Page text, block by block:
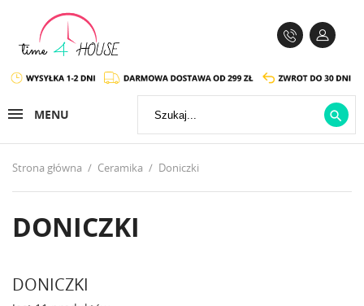
MENU 
Strona główna Ceramika Doniczki
DONICZKI
DONICZKI